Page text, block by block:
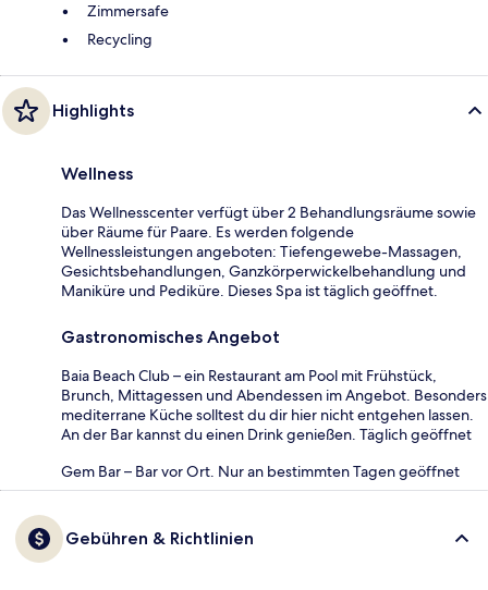
Zimmersafe
Recycling
Highlights
Wellness
Das Wellnesscenter verfügt über 2 Behandlungsräume sowie
über Räume für Paare. Es werden folgende
Wellnessleistungen angeboten: Tiefengewebe-Massagen,
Gesichtsbehandlungen, Ganzkörperwickelbehandlung und
Maniküre und Pediküre. Dieses Spa ist täglich geöffnet.
Gastronomisches Angebot
Baia Beach Club – ein Restaurant am Pool mit Frühstück,
Brunch, Mittagessen und Abendessen im Angebot. Besonders
mediterrane Küche solltest du dir hier nicht entgehen lassen.
An der Bar kannst du einen Drink genießen. Täglich geöffnet
Gem Bar – Bar vor Ort. Nur an bestimmten Tagen geöffnet
Gebühren & Richtlinien